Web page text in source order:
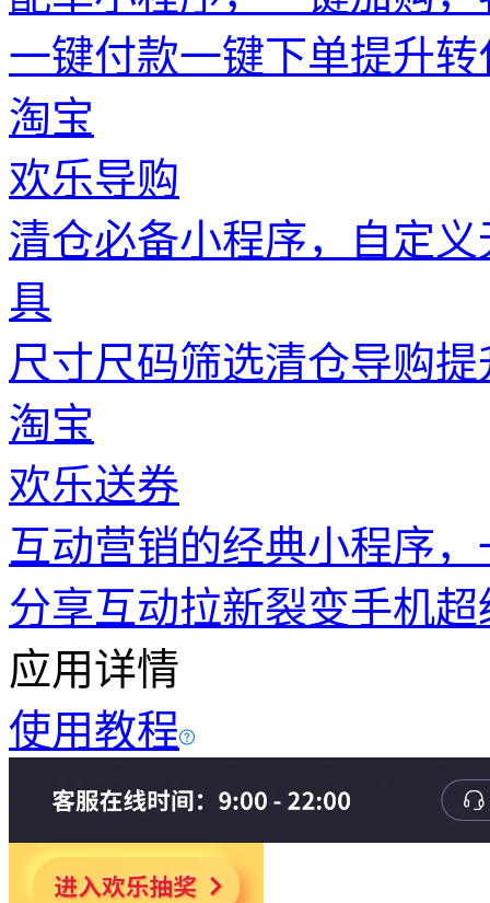
一键付款一键下单提升转
淘宝
欢乐导购
清仓必备小程序，自定
具
尺寸尺码筛选清仓导购提
淘宝
欢乐送券
互动营销的经典小程序
分享互动拉新裂变手机
应用详情
使用教程